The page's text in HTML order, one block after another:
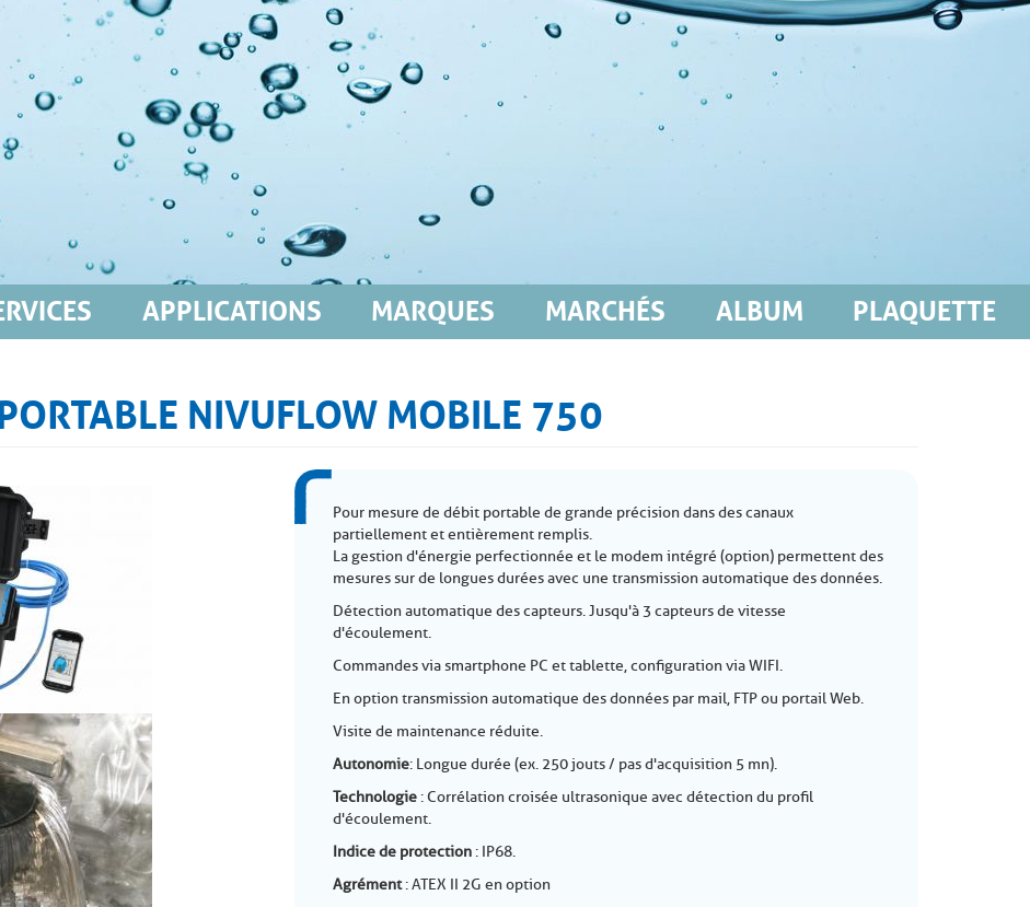
APPLICATIONS MARQUES MARCHÉS ALBUM PLAQUETTE
NIVUFLOW MOBILE 750
Pour mesure de débit portable de grande précision dans des canaux
partiellement et entièrement remplis.
La gestion d'énergie perfectionnée et le modem intégré (option) permettent des
mesures sur de longues durées avec une transmission automatique des données.
Détection automatique des capteurs. Jusqu'à 3 capteurs de vitesse
d'écoulement.
Commandes via smartphone PC et tablette, configuration via WIFI.
En option transmission automatique des données par mail, FTP ou portail Web.
Visite de maintenance réduite.
Autonomie: Longue durée (ex. 250 jouts / pas d'acquisition 5 mn).
Technologie: Corrélation croisée ultrasonique avec détection du profil
d'écoulement.
Indice de protection: IP68.
Agrément: ATEX II 2G en option